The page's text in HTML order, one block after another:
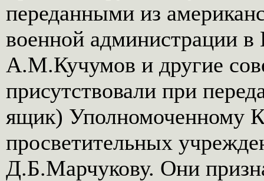
переданными из
военной администрации
А.М.Кучумов и другие
присутствовали при
ящик) Уполномоченному
просветительных
Д.Б.Марчукову. Они